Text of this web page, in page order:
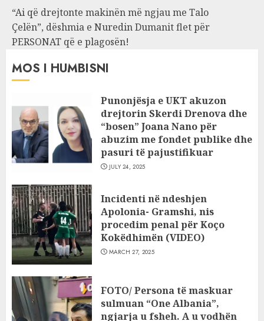
“Ai që drejtonte makinën më ngjau me Talo
Çelën”, dëshmia e Nuredin Dumanit flet për
PERSONAT që e plagosën!
MOS I HUMBISNI
Punonjësja e UKT akuzon
drejtorin Skerdi Drenova dhe
“bosen” Joana Nano për
abuzim me fondet publike dhe
pasuri të pajustifikuar
JULY 24, 2025
Incidenti në ndeshjen
Apolonia- Gramshi, nis
procedim penal për Koço
Kokëdhimën (VIDEO)
MARCH 27, 2025
FOTO/ Persona të maskuar
sulmuan “One Albania”,
ngjarja u fsheh. A u vodhën